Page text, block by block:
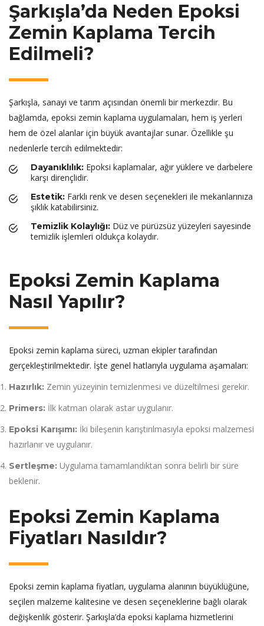
Şarkışla’da Neden Epoksi
Zemin Kaplama Tercih
Edilmeli?
Şarkışla, sanayi ve tarım açısından önemli bir merkezdir. Bu
bağlamda, epoksi zemin kaplama uygulamaları, hem iş yerleri
hem de özel alanlar için büyük avantajlar sunar. Özellikle şu
nedenlerle tercih edilmektedir:
Dayanıklılık: Epoksi kaplamalar, ağır yüklere ve darbelere
karşı dirençlidir.
Estetik: Farklı renk ve desen seçenekleri ile mekanlarınıza
şıklık katabilirsiniz.
Temizlik Kolaylığı: Düz ve pürüzsüz yüzeyleri sayesinde
temizlik işlemleri oldukça kolaydır.
Epoksi Zemin Kaplama
Nasıl Yapılır?
Epoksi zemin kaplama süreci, uzman ekipler tarafından
gerçekleştirilmektedir. İşte genel hatlarıyla uygulama aşamaları:
Hazırlık: Zemin yüzeyinin temizlenmesi ve düzeltilmesi gerekir.
Primers: İlk katman olarak astar uygulanır.
Epoksi Karışımı: İki bileşenin karıştırılmasıyla epoksi malzemesi
hazırlanır ve uygulanır.
Sertleşme: Uygulama tamamlandıktan sonra belirli bir süre
beklenir.
Epoksi Zemin Kaplama
Fiyatları Nasıldır?
Epoksi zemin kaplama fiyatları, uygulama alanının büyüklüğüne,
seçilen malzeme kalitesine ve desen seçeneklerine bağlı olarak
değişkenlik gösterir. Şarkışla’da epoksi kaplama hizmetlerini